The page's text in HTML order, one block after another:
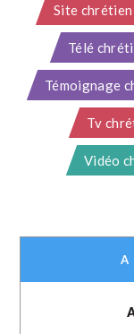
Site chrétien
Télé
Témoignage
Tv
Vidéo
A